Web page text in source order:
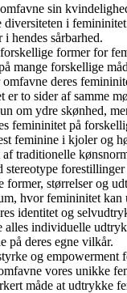
sin
diversiteten i
hendes sårbarhed.
former for
mange forskellige
deres
to sider af samme
om ydre skønhed,
femininitet på
feminine i kjoler og
traditionelle
stereotype
former, størrelser og
hvor femininitet kan
identitet og
alles individuelle
på deres egne vilkår.
og empowerment
vores unikke
måde at udtrykke